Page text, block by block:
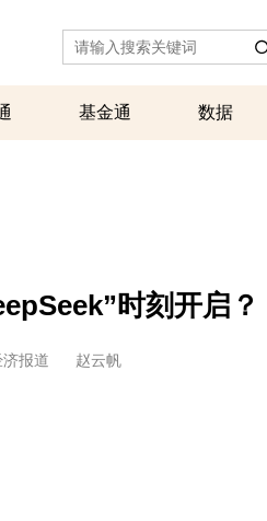
基金通 数据
时刻开启？
报道 赵云帆